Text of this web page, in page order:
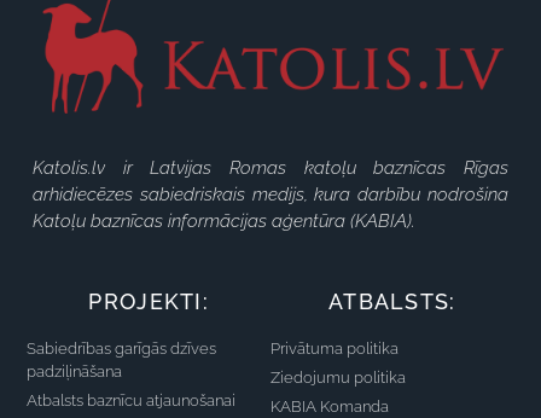
Katolis.lv ir Latvijas Romas katoļu baznīcas Rīgas
arhidiecēzes sabiedriskais medijs, kura darbību nodrošina
Katoļu baznīcas informācijas aģentūra (KABIA).
PROJEKTI:
Sabiedrības garīgās dzīves
padziļināšana
Atbalsts baznīcu atjaunošanai
ATBALSTS:
Privātuma politika
Ziedojumu politika
KABIA Komanda